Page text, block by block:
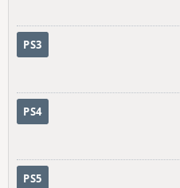
PS3
PS4
PS5